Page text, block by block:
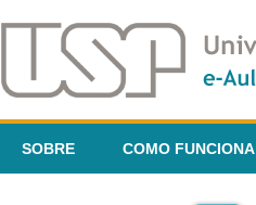
SOBRE COMO FUNCIONA